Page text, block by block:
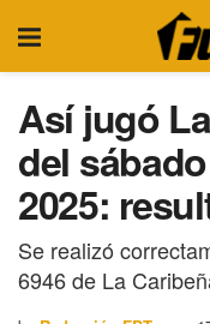
Así jugó
del
2025:
Se realizó
6946 de La